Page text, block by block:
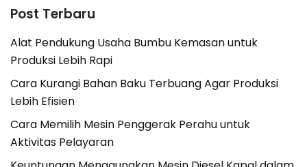
Post Terbaru
Alat Pendukung Usaha Bumbu Kemasan untuk
Produksi Lebih Rapi
Cara Kurangi Bahan Baku Terbuang Agar Produksi
Lebih Efisien
Cara Memilih Mesin Penggerak Perahu untuk
Aktivitas Pelayaran